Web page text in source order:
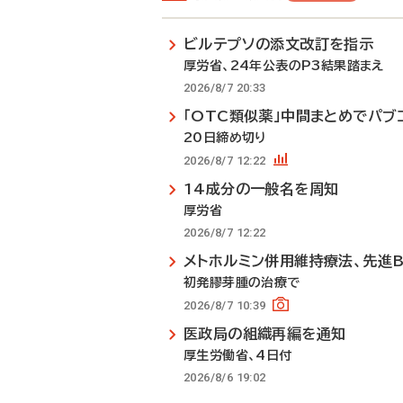
ビルテプソの添文改訂を指示
厚労省、24年公表のP3結果踏まえ
2026/8/7 20:33
「OTC類似薬」中間まとめでパブ
20日締め切り
2026/8/7 12:22
14成分の一般名を周知
厚労省
2026/8/7 12:22
メトホルミン併用維持療法、先進
初発膠芽腫の治療で
2026/8/7 10:39
医政局の組織再編を通知
厚生労働省、4日付
2026/8/6 19:02